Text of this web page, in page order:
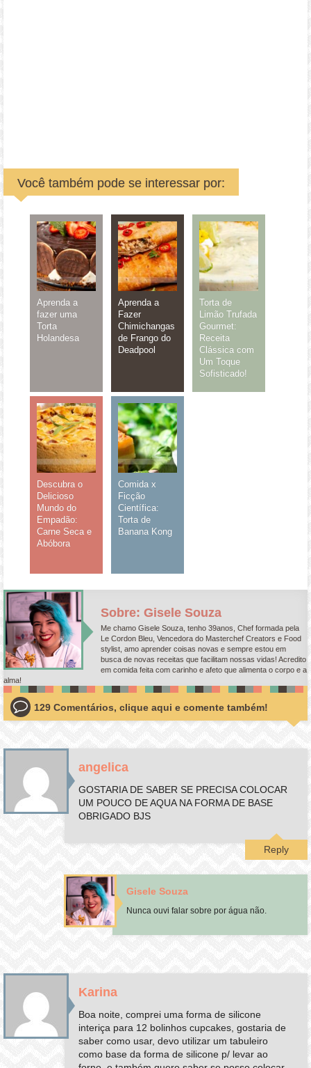
Você também pode se interessar por:
Aprenda a
fazer uma
Torta
Holandesa
Aprenda a
Fazer
Chimichangas
de Frango do
Deadpool
Torta de
Limão Trufada
Gourmet:
Receita
Clássica com
Um Toque
Sofisticado!
Descubra o
Delicioso
Mundo do
Empadão:
Carne Seca e
Abóbora
Comida x
Ficção
Científica:
Torta de
Banana Kong
Sobre: Gisele Souza
Me chamo Gisele Souza, tenho 39anos, Chef formada pela
Le Cordon Bleu, Vencedora do Masterchef Creators e Food
stylist, amo aprender coisas novas e sempre estou em
busca de novas receitas que facilitam nossas vidas! Acredito
em comida feita com carinho e afeto que alimenta o corpo e a
alma!
129 Comentários, clique aqui e comente também!
angelica
GOSTARIA DE SABER SE PRECISA COLOCAR
UM POUCO DE AQUA NA FORMA DE BASE
OBRIGADO BJS
Reply
Gisele Souza
Nunca ouvi falar sobre por água não.
Karina
Boa noite, comprei uma forma de silicone
interiça para 12 bolinhos cupcakes, gostaria de
saber como usar, devo utilizar um tabuleiro
como base da forma de silicone p/ levar ao